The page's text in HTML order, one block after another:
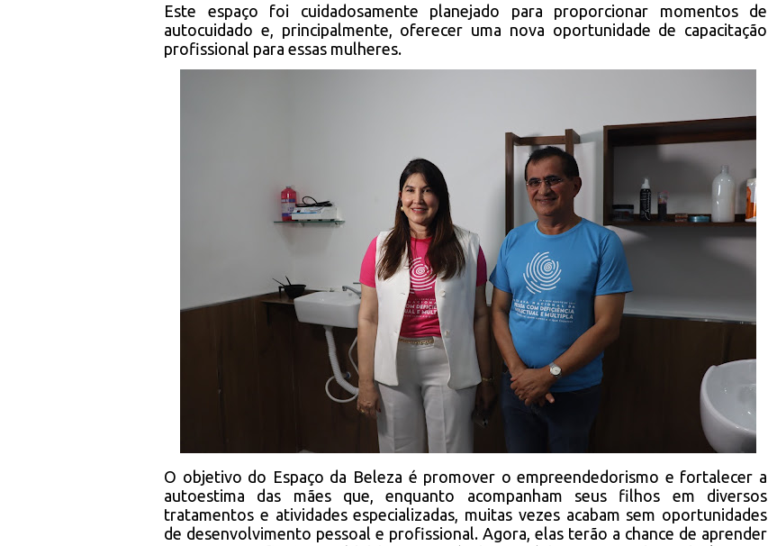
Este espaço foi cuidadosamente planejado para proporcionar momentos de
autocuidado e, principalmente, oferecer uma nova oportunidade de capacitação
profissional para essas mulheres.
O objetivo do Espaço da Beleza é promover o empreendedorismo e fortalecer a
autoestima das mães que, enquanto acompanham seus filhos em diversos
tratamentos e atividades especializadas, muitas vezes acabam sem oportunidades
de desenvolvimento pessoal e profissional. Agora, elas terão a chance de aprender